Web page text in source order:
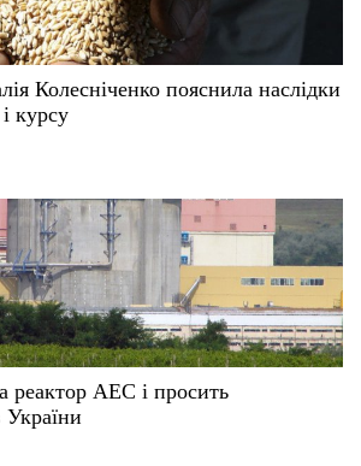
Колесніченко пояснила наслідки
курсу
реактор АЕС і просить
України